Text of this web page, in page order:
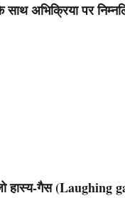
अभिक्रिया पर
हास्य-गैस (Laughing